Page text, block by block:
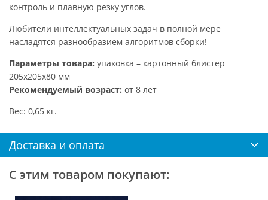
контроль и плавную резку углов.
Любители интеллектуальных задач в полной мере
насладятся разнообразием алгоритмов сборки!
Параметры товара: упаковка – картонный блистер
205х205х80 мм
Рекомендуемый возраст: от 8 лет
Вес: 0,65 кг.
Доставка и оплата
С этим товаром покупают: